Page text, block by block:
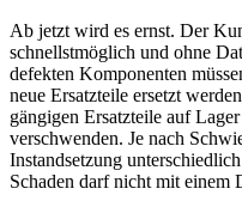
Ab jetzt wird es ernst. Der
schnellstmöglich und ohne
defekten Komponenten
neue Ersatzteile ersetzt
gängigen Ersatzteile auf
verschwenden. Je nach
Instandsetzung
Schaden darf nicht mit einem